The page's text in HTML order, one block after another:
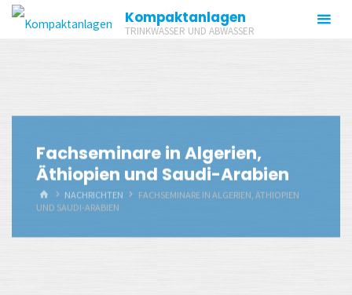
Zum
Inhalt
Kompaktanlagen
TRINKWASSER UND ABWASSER
Fachseminare in Algerien,
Äthiopien und Saudi-Arabien
STARTNACHRICHTEN
FACHSEMINARE IN ALGERIEN, ÄTHIOPIEN
UND SAUDI-ARABIEN